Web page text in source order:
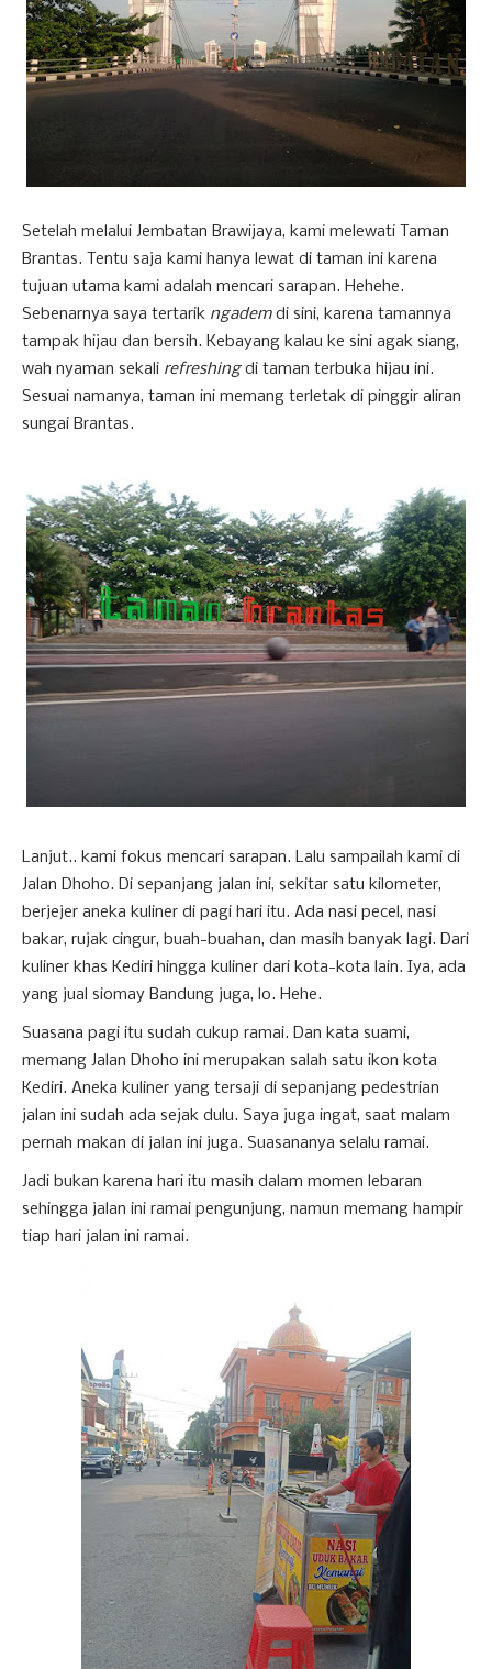
Setelah melalui Jembatan Brawijaya, kami melewati Taman
Brantas. Tentu saja kami hanya lewat di taman ini karena
tujuan utama kami adalah mencari sarapan. Hehehe.
Sebenarnya saya tertarik ngademdi sini, karena tamannya
tampak hijau dan bersih. Kebayang kalau ke sini agak siang,
wah nyaman sekali refreshingdi taman terbuka hijau ini.
Sesuai namanya, taman ini memang terletak di pinggir aliran
sungai Brantas.
Lanjut.. kami fokus mencari sarapan. Lalu sampailah kami di
Jalan Dhoho. Di sepanjang jalan ini, sekitar satu kilometer,
berjejer aneka kuliner di pagi hari itu. Ada nasi pecel, nasi
bakar, rujak cingur, buah-buahan, dan masih banyak lagi. Dari
kuliner khas Kediri hingga kuliner dari kota-kota lain. Iya, ada
yang jual siomay Bandung juga, lo. Hehe.
Suasana pagi itu sudah cukup ramai. Dan kata suami,
memang Jalan Dhoho ini merupakan salah satu ikon kota
Kediri. Aneka kuliner yang tersaji di sepanjang pedestrian
jalan ini sudah ada sejak dulu. Saya juga ingat, saat malam
pernah makan di jalan ini juga. Suasananya selalu ramai.
Jadi bukan karena hari itu masih dalam momen lebaran
sehingga jalan ini ramai pengunjung, namun memang hampir
tiap hari jalan ini ramai.